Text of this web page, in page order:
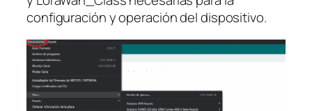
configuración y operación del dispositivo.